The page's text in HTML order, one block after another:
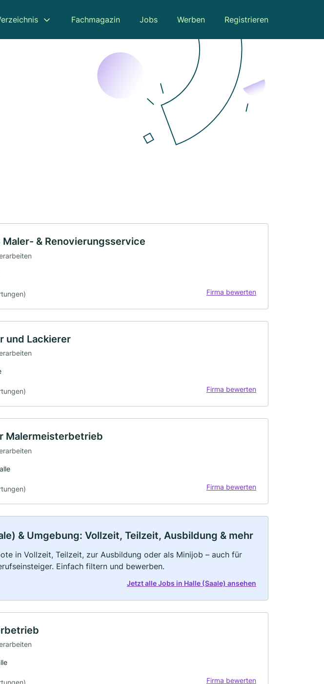
Fachmagazin Jobs Werben Registrieren
Maler- & Renovierungsservice
Firma bewerten
und Lackierer
Firma bewerten
Malermeisterbetrieb
Firma bewerten
& Umgebung: Vollzeit, Teilzeit, Ausbildung & mehr
in Vollzeit, Teilzeit, zur Ausbildung oder als Minijob – auch für
Einfach filtern und bewerben.
Jetzt alle Jobs in Halle (Saale) ansehen
Firma bewerten